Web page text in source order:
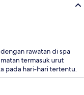
rawatan di spa
termasuk urut
pada hari-hari tertentu.